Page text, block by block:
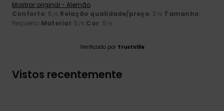
Mostrar original - Alemão
Conforto: 5 /5 Relação qualidade/preço: 3 /5 Tamanho:
Pequeno Material: 5 /5 Cor: 5/5
Verificado por TrustVille
Vistos recentemente